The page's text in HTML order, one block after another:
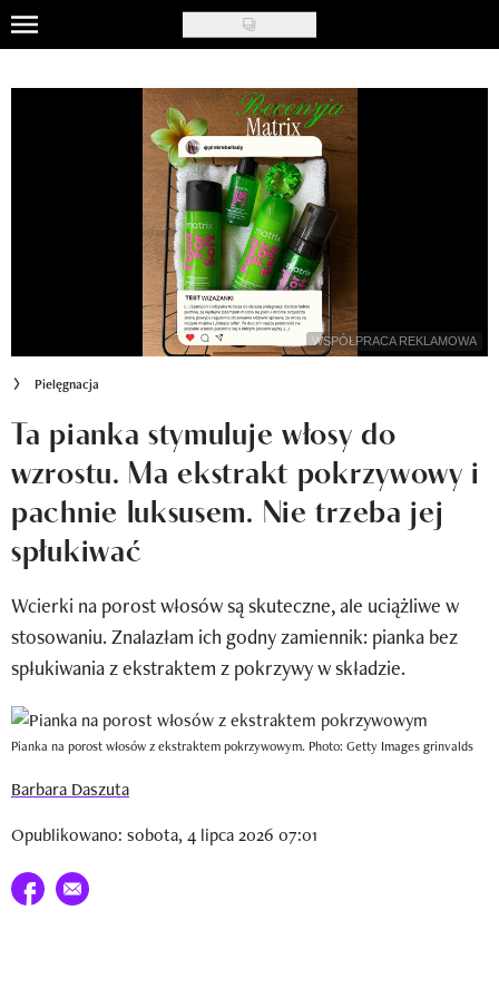
Skip
to
main
Newsy
Newsletter
Wizaz Summer Influ School
Mój profil / Zarejestruj się
WSPÓŁPRACA REKLAMOWA
Pielęgnacja
Ta pianka stymuluje włosy do
wzrostu. Ma ekstrakt pokrzywowy i
pachnie luksusem. Nie trzeba jej
spłukiwać
Wcierki na porost włosów są skuteczne, ale uciążliwe w
stosowaniu. Znalazłam ich godny zamiennik: pianka bez
spłukiwania z ekstraktem z pokrzywy w składzie.
Pianka na porost włosów z ekstraktem pokrzywowym. Photo: Getty Images grinvalds
Barbara Daszuta
Opublikowano: sobota, 4 lipca 2026 07:01
Udostępnij na facebook
E-mail do przyjaciela